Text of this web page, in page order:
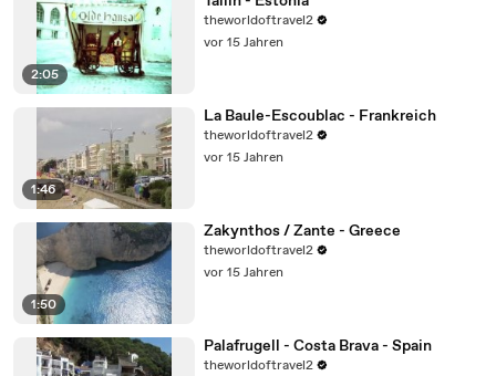
2:05
theworldoftravel2
vor 15 Jahren
1:46
La Baule-Escoublac - Frankreich
theworldoftravel2
vor 15 Jahren
1:50
Zakynthos / Zante - Greece
theworldoftravel2
vor 15 Jahren
Palafrugell - Costa Brava - Spain
theworldoftravel2